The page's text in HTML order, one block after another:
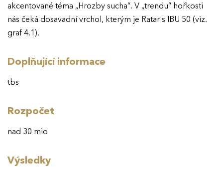
akcentované téma „Hrozby sucha“. V „trendu“ hořkosti
nás čeká dosavadní vrchol, kterým je Ratar s IBU 50 (viz.
graf 4.1).
Doplňující informace
tbs
Rozpočet
nad 30 mio
Výsledky